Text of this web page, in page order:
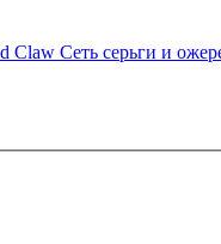
Сеть серьги и